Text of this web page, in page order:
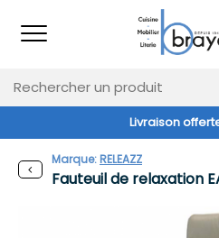
Livraison
Fauteuil de relaxation
Marque:RELEAZZ